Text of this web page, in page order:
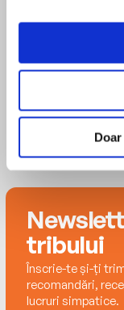
Arizona and
wife.
MAI MULT
tribului
Înscrie-te și-ți
recomandări,
lucruri simpatice.